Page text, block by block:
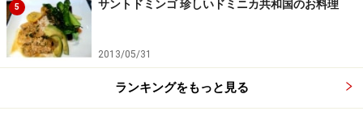
5 サントドミンゴ 珍しいドミニカ共和国のお料理
2013/05/31
ランキングをもっと見る